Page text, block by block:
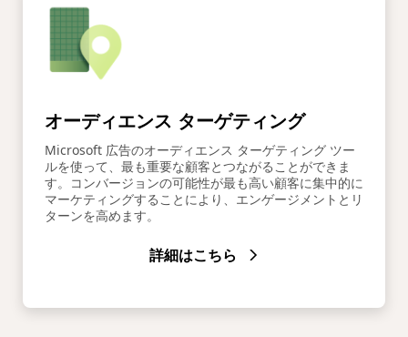
オーディエンス ターゲティング
Microsoft 広告のオーディエンス ターゲティング ツー
ルを使って、最も重要な顧客とつながることができま
す。コンバージョンの可能性が最も高い顧客に集中的に
マーケティングすることにより、エンゲージメントとリ
ターンを高めます。
詳細はこちら